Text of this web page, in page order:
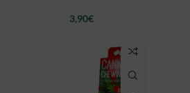
3,90€